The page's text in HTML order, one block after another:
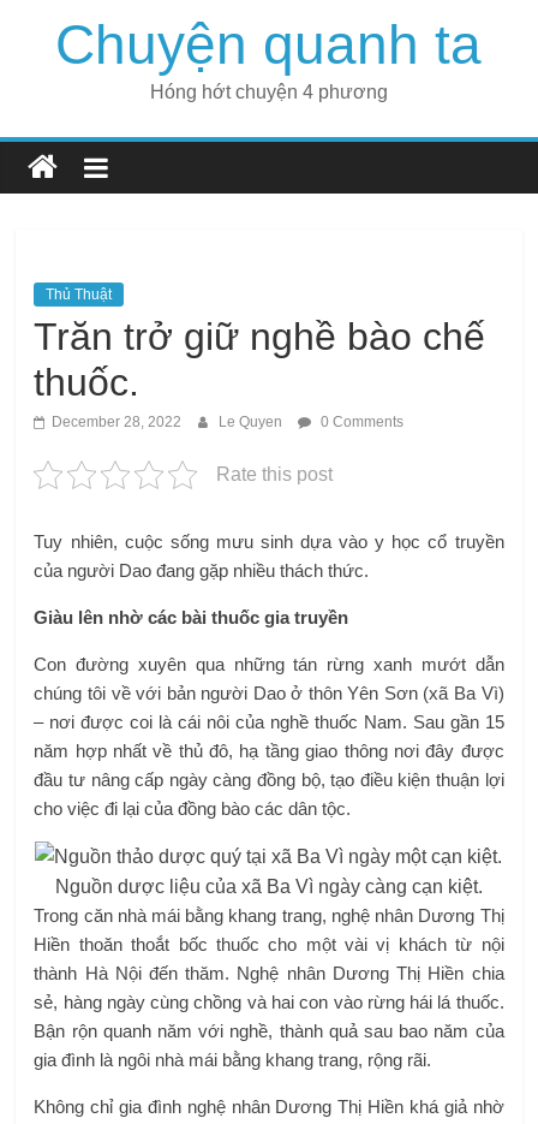
Chuyện quanh ta
Hóng hớt chuyện 4 phương
Thủ Thuật
Trăn trở giữ nghề bào chế
thuốc.
December 28, 2022 Le Quyen 0 Comments
Rate this post
Tuy nhiên, cuộc sống mưu sinh dựa vào y học cổ truyền
của người Dao đang gặp nhiều thách thức.
Giàu lên nhờ các bài thuốc gia truyền
Con đường xuyên qua những tán rừng xanh mướt dẫn
chúng tôi về với bản người Dao ở thôn Yên Sơn (xã Ba Vì)
– nơi được coi là cái nôi của nghề thuốc Nam. Sau gần 15
năm hợp nhất về thủ đô, hạ tầng giao thông nơi đây được
đầu tư nâng cấp ngày càng đồng bộ, tạo điều kiện thuận lợi
cho việc đi lại của đồng bào các dân tộc.
Nguồn dược liệu của xã Ba Vì ngày càng cạn kiệt.
Trong căn nhà mái bằng khang trang, nghệ nhân Dương Thị
Hiền thoăn thoắt bốc thuốc cho một vài vị khách từ nội
thành Hà Nội đến thăm. Nghệ nhân Dương Thị Hiền chia
sẻ, hàng ngày cùng chồng và hai con vào rừng hái lá thuốc.
Bận rộn quanh năm với nghề, thành quả sau bao năm của
gia đình là ngôi nhà mái bằng khang trang, rộng rãi.
Không chỉ gia đình nghệ nhân Dương Thị Hiền khá giả nhờ